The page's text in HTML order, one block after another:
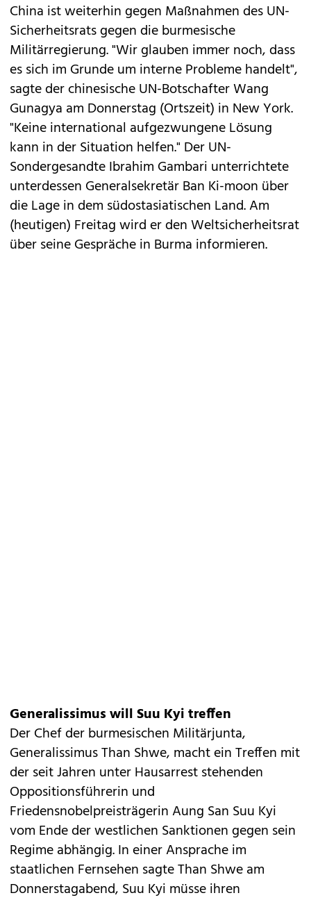
China ist weiterhin gegen Maßnahmen des UN-
Sicherheitsrats gegen die burmesische
Militärregierung. "Wir glauben immer noch, dass
es sich im Grunde um interne Probleme handelt",
sagte der chinesische UN-Botschafter Wang
Gunagya am Donnerstag (Ortszeit) in New York.
"Keine international aufgezwungene Lösung
kann in der Situation helfen." Der UN-
Sondergesandte Ibrahim Gambari unterrichtete
unterdessen Generalsekretär Ban Ki-moon über
die Lage in dem südostasiatischen Land. Am
(heutigen) Freitag wird er den Weltsicherheitsrat
über seine Gespräche in Burma informieren.
Generalissimus will Suu Kyi treffen
Der Chef der burmesischen Militärjunta,
Generalissimus Than Shwe, macht ein Treffen mit
der seit Jahren unter Hausarrest stehenden
Oppositionsführerin und
Friedensnobelpreisträgerin Aung San Suu Kyi
vom Ende der westlichen Sanktionen gegen sein
Regime abhängig. In einer Ansprache im
staatlichen Fernsehen sagte Than Shwe am
Donnerstagabend, Suu Kyi müsse ihren